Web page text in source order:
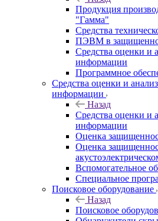
Продукция
"Гамма"
Средства
ПЭВМ в
Средства оценки и
информации
Программное
Средства оценки и
информации
Назад
Средства оценки и
информации
Оценка
Оценка
Вспомогательное
Специальное
Поисковое оборудование
Назад
Поисковое